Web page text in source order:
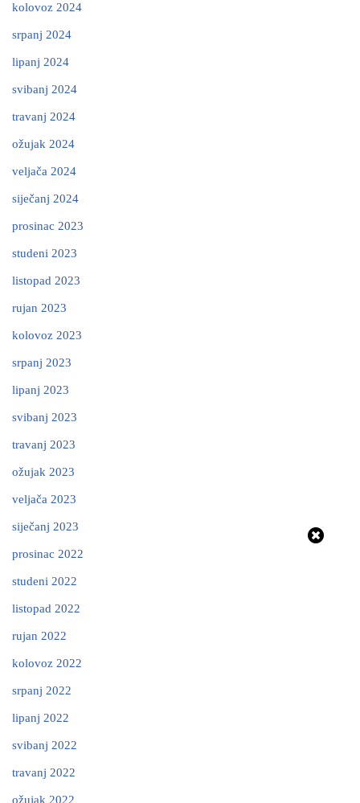
kolovoz 2024
srpanj 2024
lipanj 2024
svibanj 2024
travanj 2024
ožujak 2024
veljača 2024
siječanj 2024
prosinac 2023
studeni 2023
listopad 2023
rujan 2023
kolovoz 2023
srpanj 2023
lipanj 2023
svibanj 2023
travanj 2023
ožujak 2023
veljača 2023
siječanj 2023
prosinac 2022
studeni 2022
listopad 2022
rujan 2022
kolovoz 2022
srpanj 2022
lipanj 2022
svibanj 2022
travanj 2022
ožujak 2022